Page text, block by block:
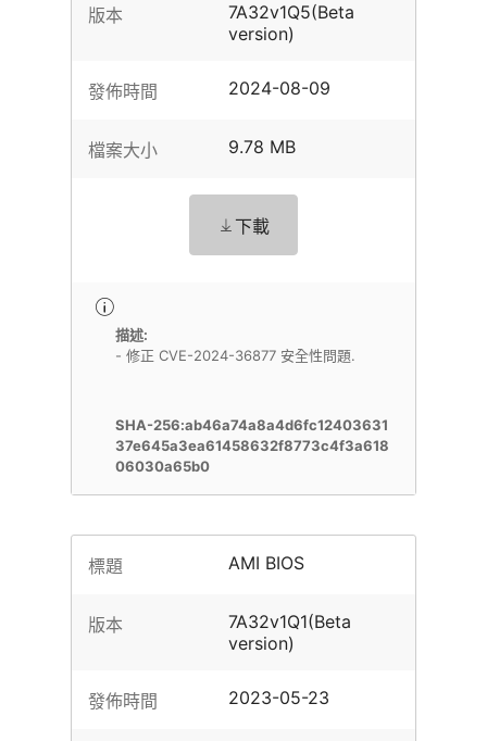
版本
7A32v1Q5(Beta
version)
發佈時間 2024-08-09
檔案大小 9.78 MB
下載
描述:
- 修正 CVE-2024-36877 安全性問題.
SHA-256:ab46a74a8a4d6fc12403631
37e645a3ea61458632f8773c4f3a618
06030a65b0
標題 AMI BIOS
版本
7A32v1Q1(Beta
version)
發佈時間 2023-05-23